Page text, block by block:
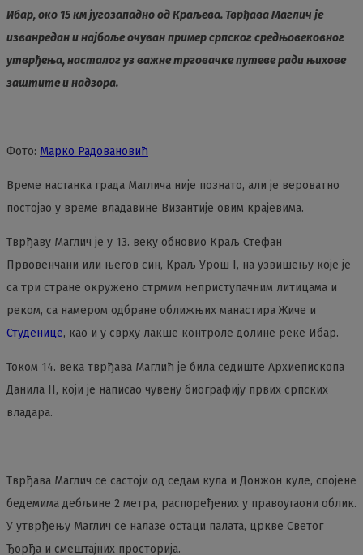
Ибар, око 15 км југозападно од Краљева. Тврђава Маглич је
изванредан и најбоље очуван пример српског средњовековног
утврђења, насталог уз важне трговачке путеве ради њихове
заштите и надзора.
Фото: Марко Радовановић
Време настанка града Маглича није познато, али је вероватно
постојао у време владавине Византије овим крајевима.
Тврђаву Маглич је у 13. веку обновио Краљ Стефан
Првовенчани или његов син, Краљ Урош I, на узвишењу које је
са три стране окружено стрмим неприступачним литицама и
реком, са намером одбране оближњих манастира Жиче и
Студенице, као и у сврху лакше контроле долине реке Ибар.
Током 14. века тврђава Маглић је била седиште Архиепископа
Данила II, који је написао чувену биографију првих српских
владара.
Тврђава Маглич се састоји од седам кула и Донжон куле, спојене
бедемима дебљине 2 метра, распоређених у правоугаони облик.
У утврђењу Маглич се налазе остаци палата, цркве Светог
Ђорђа и смештајних просторија.